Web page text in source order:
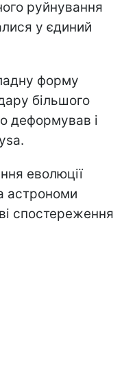
руйнування
у єдиний
форму
більшого
деформував і
еволюції
астрономи
спостереження